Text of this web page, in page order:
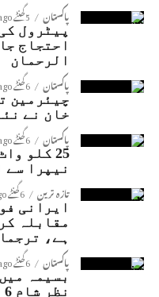
پاکستان 5 گھنٹے ago
احتجاج
الرحمان
پاکستان 6 گھنٹے ago
چیئرمین
خان نے
پاکستان 6 گھنٹے ago
25 کلو
نیپرا سے
تازہ ترین 6 گھنٹے ago
ایرانی
مقابلہ
ہے،
پاکستان 6 گھنٹے ago
بسیمہ